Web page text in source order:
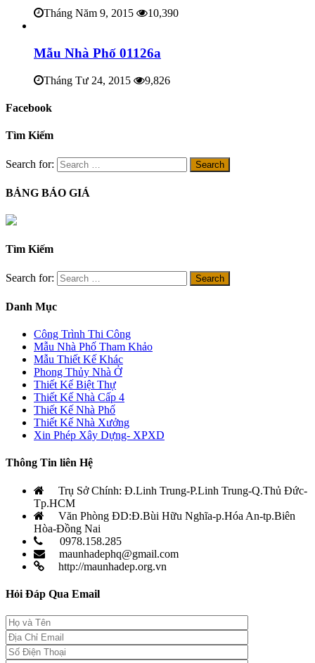
Tháng Năm 9, 2015 10,390
Mẫu Nhà Phố 01126a
Tháng Tư 24, 2015 9,826
Facebook
Tìm Kiếm
Search for:
BẢNG BÁO GIÁ
Tìm Kiếm
Search for:
Danh Mục
Công Trình Thi Công
Mẫu Nhà Phố Tham Khảo
Mẫu Thiết Kế Khác
Phong Thủy Nhà Ở
Thiết Kế Biệt Thự
Thiết Kế Nhà Cấp 4
Thiết Kế Nhà Phố
Thiết Kế Nhà Xưởng
Xin Phép Xây Dựng- XPXD
Thông Tin liên Hệ
Trụ Sở Chính: Đ.Linh Trung-P.Linh Trung-Q.Thủ Đức-
Tp.HCM
Văn Phòng ĐD:Đ.Bùi Hữu Nghĩa-p.Hóa An-tp.Biên
Hòa-Đồng Nai
0978.158.285
maunhadephq@gmail.com
http://maunhadep.org.vn
Hỏi Đáp Qua Email